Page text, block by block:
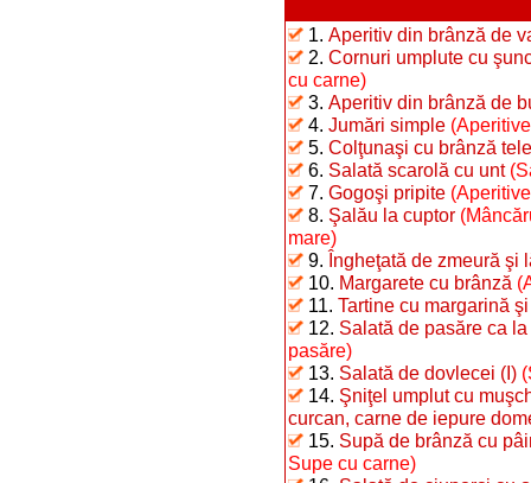
1. Aperitiv din brânză de
2. Cornuri umplute cu
cu carne)
3. Aperitiv din brânză de
4. Jumări simple
5. Colţunaşi cu brânză
6. Salată scarolă cu unt
7. Gogoşi pripite
8. Şalău la cuptor
mare)
9. Îngheţată de zmeură şi
10. Margarete cu brânză
11. Tartine cu margarină
12. Salată de pasăre ca
pasăre)
13. Salată de dovlecei (I)
14. Şniţel umplut cu
curcan, carne de iepure
15. Supă de brânză cu
Supe cu carne)